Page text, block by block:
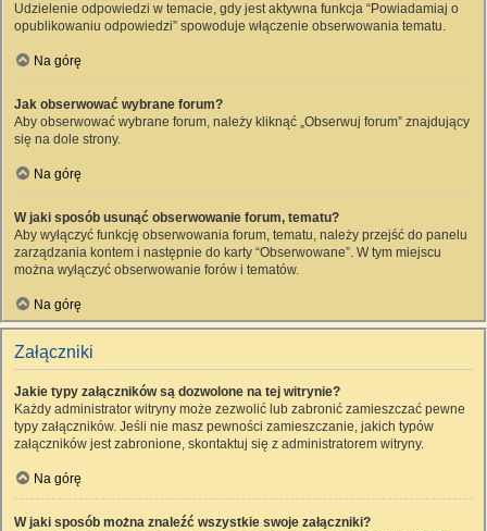
Udzielenie odpowiedzi w temacie, gdy jest aktywna funkcja “Powiadamiaj o
opublikowaniu odpowiedzi” spowoduje włączenie obserwowania tematu.
Na górę
Jak obserwować wybrane forum?
Aby obserwować wybrane forum, należy kliknąć „Obserwuj forum” znajdujący
się na dole strony.
Na górę
W jaki sposób usunąć obserwowanie forum, tematu?
Aby wyłączyć funkcję obserwowania forum, tematu, należy przejść do panelu
zarządzania kontem i następnie do karty “Obserwowane”. W tym miejscu
można wyłączyć obserwowanie forów i tematów.
Na górę
Załączniki
Jakie typy załączników są dozwolone na tej witrynie?
Każdy administrator witryny może zezwolić lub zabronić zamieszczać pewne
typy załączników. Jeśli nie masz pewności zamieszczanie, jakich typów
załączników jest zabronione, skontaktuj się z administratorem witryny.
Na górę
W jaki sposób można znaleźć wszystkie swoje załączniki?